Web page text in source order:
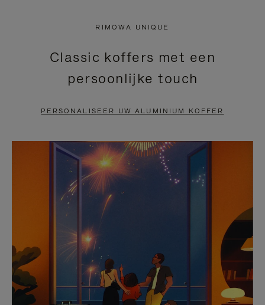
DRUK
OM
PAUZEREN
VIDEO
IS
UITGESCHAKELD.
HIER
OM
HET
DEMPEN
OP
TE
HEFFEN
RIMOWA UNIQUE
Classic koffers met een
persoonlijke touch
PERSONALISEER UW ALUMINIUM KOFFER